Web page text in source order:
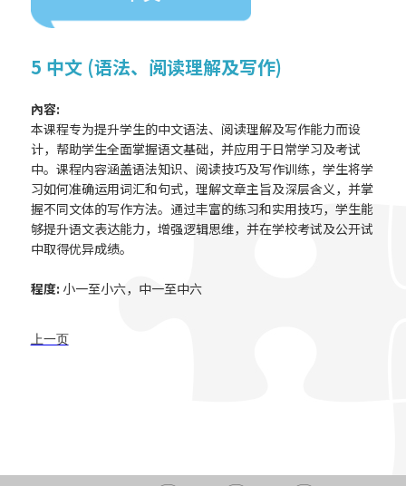
5 中文 (语法、阅读理解及写作)
內容:
本课程专为提升学生的中文语法、阅读理解及写作能力而设
计，帮助学生全面掌握语文基础，并应用于日常学习及考试
中。课程内容涵盖语法知识、阅读技巧及写作训练，学生将学
习如何准确运用词汇和句式，理解文章主旨及深层含义，并掌
握不同文体的写作方法。通过丰富的练习和实用技巧，学生能
够提升语文表达能力，增强逻辑思维，并在学校考试及公开试
中取得优异成绩。
程度: 小一至小六，中一至中六
上一页